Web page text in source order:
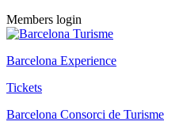
Members login
Barcelona Experience
Tickets
Barcelona Consorci de Turisme